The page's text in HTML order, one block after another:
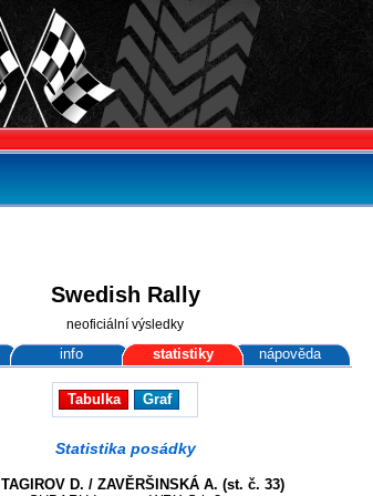
Swedish Rally
neoficiální výsledky
info statistiky nápověda
Tabulka Graf
Statistika posádky
TAGIROV D. / ZAVĚRŠINSKÁ A. (st. č. 33)